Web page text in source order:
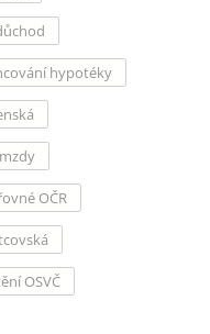
hypotéky
OČR
OSVČ